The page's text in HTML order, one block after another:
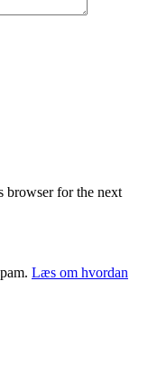
browser for the next
Læs om hvordan